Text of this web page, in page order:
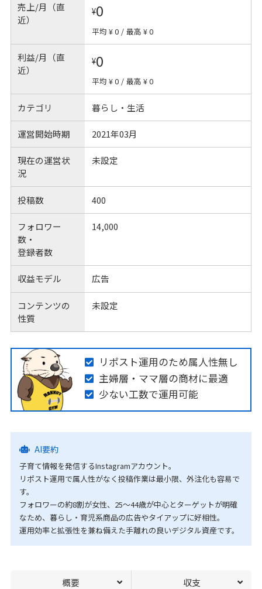
売上/月（直
近）
¥0
平均 ¥ 0 / 最高 ¥ 0
利益/月（直
近）
¥0
平均 ¥ 0 / 最高 ¥ 0
カテゴリ 暮らし・生活
運営開始時期 2021年03月
現在の運営状
況
未設定
投稿数 400
フォロワー
数・
登録者数
14,000
収益モデル 広告
コンテンツの
性質
未設定
リポスト運用のため属人性無し
主婦層・ママ層の商材に最適
少ない工数で運用可能
AI要約
子育て情報を発信するInstagramアカウント。
リポスト運用で属人性がなく投稿作業は最小限、外注化も容易で
す。
フォロワーの約8割が女性、25〜44歳が中心とターゲットが明確
なため、暮らし・育児系商品の広告やタイアップに好相性。
運用効率と拡張性を兼ね備えた手離れの良いデジタル資産です。
概要 収支